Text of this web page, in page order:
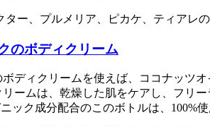
ター、プルメリア、ピカケ、ティアレ
のボディクリーム
ディクリームを使えば、ココナッツ
リームは、乾燥した肌をケアし、フリ
ック成分配合のこのボトルは、100%